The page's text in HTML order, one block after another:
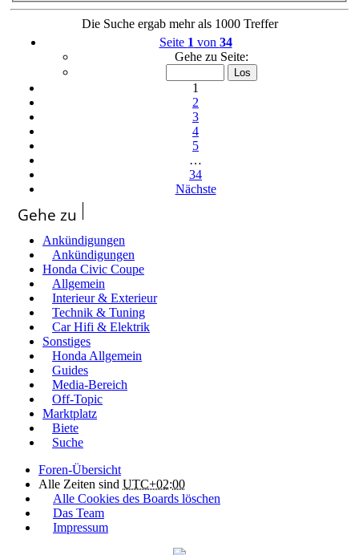
Die Suche ergab mehr als 1000 Treffer
Seite 1 von 34
Gehe zu Seite:
1
2
3
4
5
…
34
Nächste
Gehe zu
Ankündigungen
Ankündigungen
Honda Civic Coupe
Allgemein
Interieur & Exterieur
Technik & Tuning
Car Hifi & Elektrik
Sonstiges
Honda Allgemein
Guides
Media-Bereich
Off-Topic
Marktplatz
Biete
Suche
Foren-Übersicht
Alle Zeiten sind UTC+02:00
Alle Cookies des Boards löschen
Das Team
Impressum